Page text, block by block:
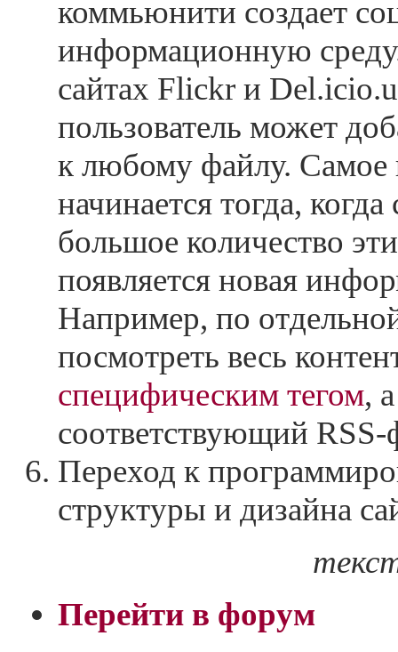
коммьюнити создает
информационную
сайтах Flickr и
пользователь может
к любому файлу. Самое
начинается тогда, когда
большое количество
появляется новая
Например, по
посмотреть весь
специфическим тегом,
соответствующий
Переход к
структуры и дизайна
Перейти в форум